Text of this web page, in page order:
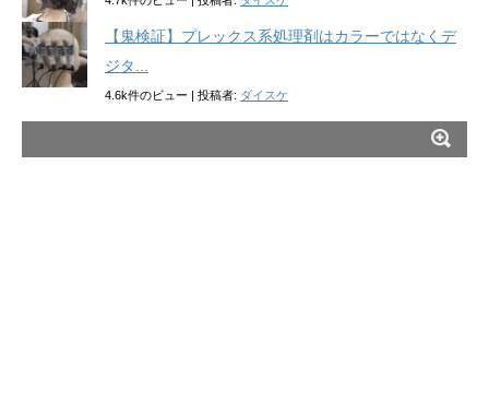
【鬼検証】プレックス系処理剤はカラーではなくデ
ジタ...
4.6k件のビュー | 投稿者: ダイスケ